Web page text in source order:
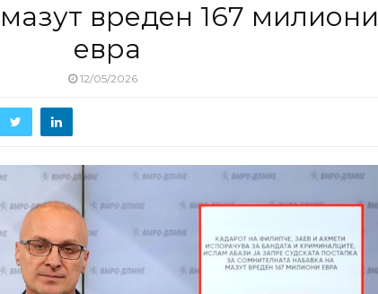
вреден 167 милиони
евра
12/05/2026